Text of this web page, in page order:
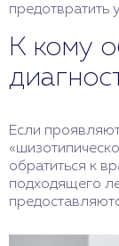
предотвратить
К кому
Если
обратиться к
подходящего